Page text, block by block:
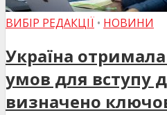
ВИБІР РЕДАКЦІЇ • НОВИНИ
Україна
умов для вступу
визначено